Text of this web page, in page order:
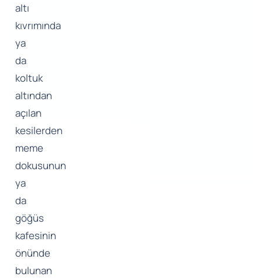
altı
kıvrımında
ya
da
koltuk
altından
açılan
kesilerden
meme
dokusunun
ya
da
göğüs
kafesinin
önünde
bulunan